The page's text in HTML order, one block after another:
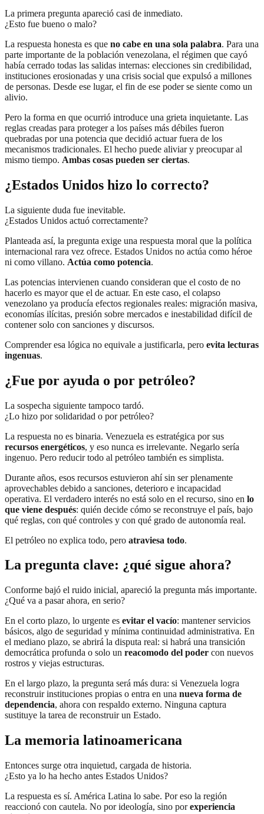
La primera pregunta apareció casi de inmediato.
¿Esto fue bueno o malo?
La respuesta honesta es que no cabe en una sola palabra. Para una
parte importante de la población venezolana, el régimen que cayó
había cerrado todas las salidas internas: elecciones sin credibilidad,
instituciones erosionadas y una crisis social que expulsó a millones
de personas. Desde ese lugar, el fin de ese poder se siente como un
alivio.
Pero la forma en que ocurrió introduce una grieta inquietante. Las
reglas creadas para proteger a los países más débiles fueron
quebradas por una potencia que decidió actuar fuera de los
mecanismos tradicionales. El hecho puede aliviar y preocupar al
mismo tiempo. Ambas cosas pueden ser ciertas.
¿Estados Unidos hizo lo correcto?
La siguiente duda fue inevitable.
¿Estados Unidos actuó correctamente?
Planteada así, la pregunta exige una respuesta moral que la política
internacional rara vez ofrece. Estados Unidos no actúa como héroe
ni como villano. Actúa como potencia.
Las potencias intervienen cuando consideran que el costo de no
hacerlo es mayor que el de actuar. En este caso, el colapso
venezolano ya producía efectos regionales reales: migración masiva,
economías ilícitas, presión sobre mercados e inestabilidad difícil de
contener solo con sanciones y discursos.
Comprender esa lógica no equivale a justificarla, pero evita lecturas
ingenuas.
¿Fue por ayuda o por petróleo?
La sospecha siguiente tampoco tardó.
¿Lo hizo por solidaridad o por petróleo?
La respuesta no es binaria. Venezuela es estratégica por sus
recursos energéticos, y eso nunca es irrelevante. Negarlo sería
ingenuo. Pero reducir todo al petróleo también es simplista.
Durante años, esos recursos estuvieron ahí sin ser plenamente
aprovechables debido a sanciones, deterioro e incapacidad
operativa. El verdadero interés no está solo en el recurso, sino en lo
que viene después: quién decide cómo se reconstruye el país, bajo
qué reglas, con qué controles y con qué grado de autonomía real.
El petróleo no explica todo, pero atraviesa todo.
La pregunta clave: ¿qué sigue ahora?
Conforme bajó el ruido inicial, apareció la pregunta más importante.
¿Qué va a pasar ahora, en serio?
En el corto plazo, lo urgente es evitar el vacío: mantener servicios
básicos, algo de seguridad y mínima continuidad administrativa. En
el mediano plazo, se abrirá la disputa real: si habrá una transición
democrática profunda o solo un reacomodo del poder con nuevos
rostros y viejas estructuras.
En el largo plazo, la pregunta será más dura: si Venezuela logra
reconstruir instituciones propias o entra en una nueva forma de
dependencia, ahora con respaldo externo. Ninguna captura
sustituye la tarea de reconstruir un Estado.
La memoria latinoamericana
Entonces surge otra inquietud, cargada de historia.
¿Esto ya lo ha hecho antes Estados Unidos?
La respuesta es sí. América Latina lo sabe. Por eso la región
reaccionó con cautela. No por ideología, sino porexperiencia